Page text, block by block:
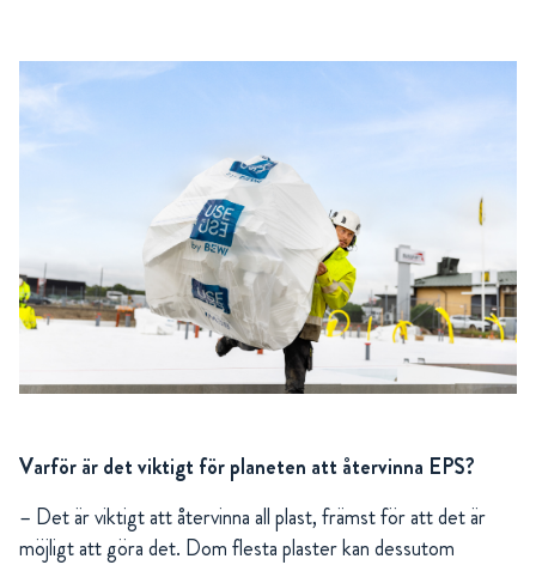
Varför är det viktigt för planeten att återvinna EPS?
– Det är viktigt att återvinna all plast, främst för att det är
möjligt att göra det. Dom flesta plaster kan dessutom